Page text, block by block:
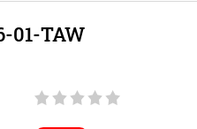
01-TAW